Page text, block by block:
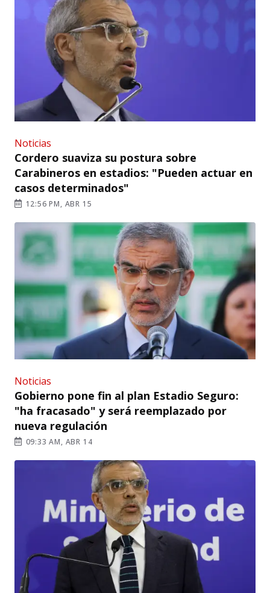
Noticias
Cordero suaviza su postura sobre
Carabineros en estadios: "Pueden actuar en
casos determinados"
12:56 PM, ABR 15
Noticias
Gobierno pone fin al plan Estadio Seguro:
"ha fracasado" y será reemplazado por
nueva regulación
09:33 AM, ABR 14